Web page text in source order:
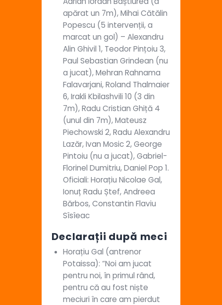
apărat un 7m), Mihai Cătălin
Popescu (5 intervenții, a
marcat un gol) – Alexandru
Alin Ghivil 1, Teodor Pințoiu 3,
Paul Sebastian Grindean (nu
a jucat), Mehran Rahnama
Falavarjani, Roland Thalmaier
6, Irakli Kbilashvili 10 (3 din
7m), Radu Cristian Ghiță 4
(unul din 7m), Mateusz
Piechowski 2, Radu Alexandru
Lazăr, Ivan Mosic 2, George
Pintoiu (nu a jucat), Gabriel-
Florinel Dumitriu, Daniel Pop 1.
Oficiali: Horațiu Nicolae Gal,
Ionuț Radu Ștef, Andreea
Bărbos, Constantin Flaviu
Sîsîeac
Declarații după meci
Horațiu Gal (antrenor
Potaissa): “Noi am jucat
pentru noi, în primul rând,
pentru că au fost niște
meciuri în care am pierdut